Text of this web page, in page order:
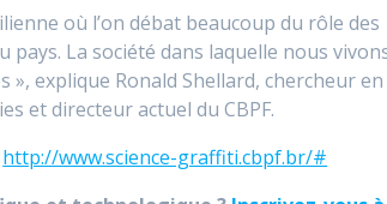
où l’on débat beaucoup du rôle des
pays. La société dans laquelle nous
explique Ronald Shellard, chercheur en
et directeur actuel du CBPF.
http://www.science-graffiti.cbpf.br/#